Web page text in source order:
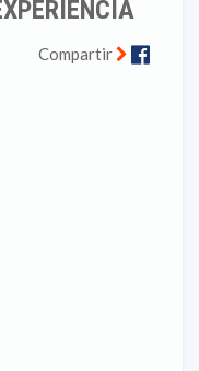
Compartir